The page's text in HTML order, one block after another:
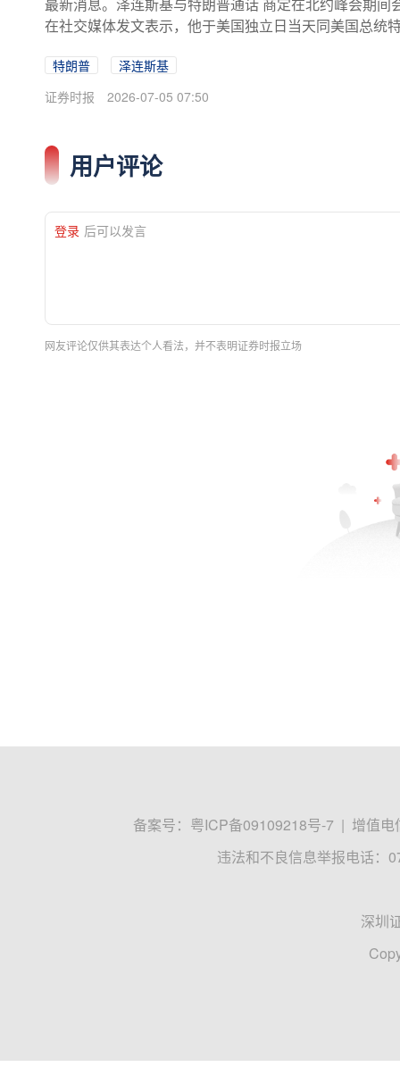
在社交媒体发文表示，他于美国独立日当天同美国总统
定，将在安卡拉北约峰会期间举行面对面会晤，继续围
期将访美与特朗普会晤当地时间7月4日，美国总统特朗
特朗普
泽连斯基
证券时报
2026-07-05 07:50
用户评论
登录 后可以发言
网友评论仅供其表达个人看法，并不表明证券时报立场
备案号： 粤ICP备09109218号-7 | 增值电
违法和不良信息举报电话：
深圳